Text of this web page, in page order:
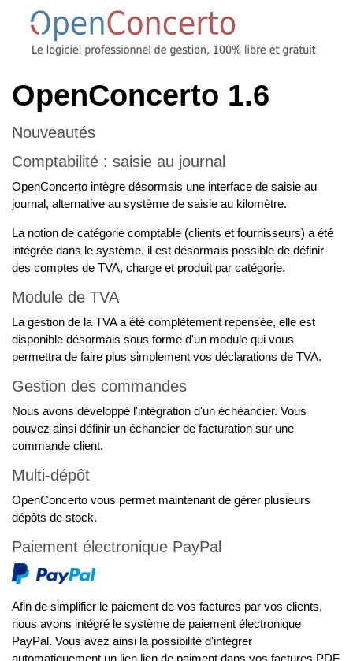
OpenConcerto 1.6
Nouveautés
Comptabilité : saisie au journal
OpenConcerto intègre désormais une interface de saisie au
journal, alternative au système de saisie au kilomètre.
La notion de catégorie comptable (clients et fournisseurs) a été
intégrée dans le système, il est désormais possible de définir
des comptes de TVA, charge et produit par catégorie.
Module de TVA
La gestion de la TVA a été complètement repensée, elle est
disponible désormais sous forme d'un module qui vous
permettra de faire plus simplement vos déclarations de TVA.
Gestion des commandes
Nous avons développé l'intégration d'un échéancier. Vous
pouvez ainsi définir un échancier de facturation sur une
commande client.
Multi-dépôt
OpenConcerto vous permet maintenant de gérer plusieurs
dépôts de stock.
Paiement électronique PayPal
Afin de simplifier le paiement de vos factures par vos clients,
nous avons intégré le système de paiement électronique
PayPal. Vous avez ainsi la possibilité d'intégrer
automatiquement un lien lien de paiment dans vos factures PDF.